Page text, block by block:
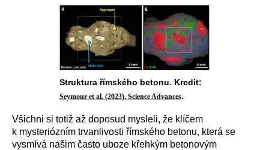
Struktura římského betonu. Kredit:
Seymour et al. (2023), Science Advances.
Všichni si totiž až doposud mysleli, že klíčem
k mysteriózním trvanlivosti římského betonu, která se
vysmívá našim často uboze křehkým betonovým